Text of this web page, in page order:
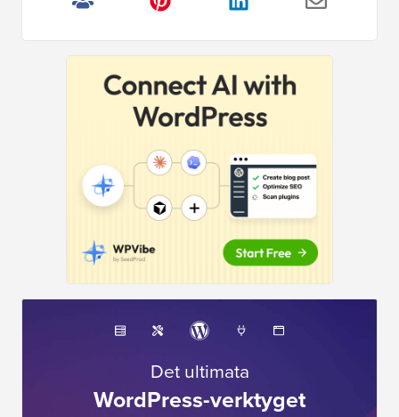
Det ultimata
WordPress-verktyget